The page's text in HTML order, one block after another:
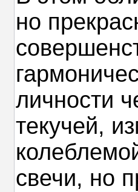
но
личности
текучей,
свечи, но